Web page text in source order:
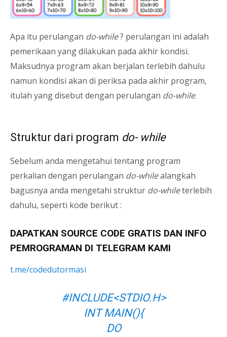
Apa itu perulangan do-while? perulangan ini adalah
pemerikaan yang dilakukan pada akhir kondisi.
Maksudnya program akan berjalan terlebih dahulu
namun kondisi akan di periksa pada akhir program,
itulah yang disebut dengan perulangan do-while.
Struktur dari program do- while
Sebelum anda mengetahui tentang program
perkalian dengan perulangan do-whilealangkah
bagusnya anda mengetahi struktur do-whileterlebih
dahulu, seperti kode berikut :
DAPATKAN SOURCE CODE GRATIS DAN INFO
PEMROGRAMAN DI TELEGRAM KAMI
t.me/codedutormasi
#INCLUDE<STDIO.H>
INT MAIN(){
DO